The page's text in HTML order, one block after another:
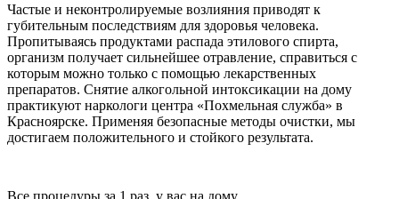
Частые и неконтролируемые возлияния приводят к
губительным последствиям для здоровья человека.
Пропитываясь продуктами распада этилового спирта,
организм получает сильнейшее отравление, справиться с
которым можно только с помощью лекарственных
препаратов. Снятие алкогольной интоксикации на дому
практикуют наркологи центра «Похмельная служба» в
Красноярске. Применяя безопасные методы очистки, мы
достигаем положительного и стойкого результата.
Все процедуры за 1 раз, у вас на дому